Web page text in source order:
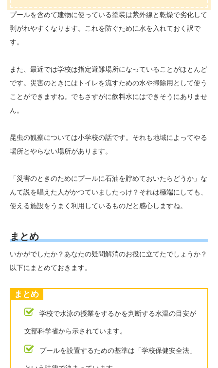
プールを含めて建物に使っている塗装は紫外線と乾燥で劣化して
剥がれやすくなります。これを防ぐために水を入れておく訳で
す。
また、最近では学校は指定避難場所になっていることがほとんど
です。災害のときにはトイレを流すための水や掃除用として使う
ことができますね。でもさすがに飲料水にはできそうにありませ
ん。
昆虫の観察については小学校の話です。それも地域によってやる
場所とやらない場所があります。
「災害のときのためにプールに石油を貯めておいたらどうか」な
んて説を唱えた人がかつていましたっけ？それは極端にしても、
使える施設をうまく利用しているものだと感心しますね。
まとめ
いかがでしたか？あなたの疑問解消のお役に立てたでしょうか？
以下にまとめておきます。
まとめ
学校で水泳の授業をするかを判断する水温の目安が
文部科学省から示されています。
プールを設置するための基準は「学校保健安全法」